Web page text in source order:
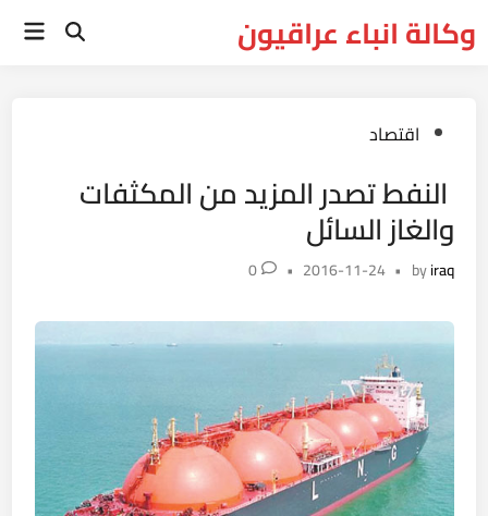
toوكالة انباء عراقيون Open
Postedاقتصاد
النفط تصدر المزيد من المكثفات
والغاز السائل
byiraq
•
2016-11-24
•
0